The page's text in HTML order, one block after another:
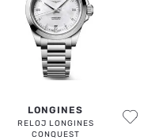
LONGINES
RELOJ LONGINES
CONQUEST